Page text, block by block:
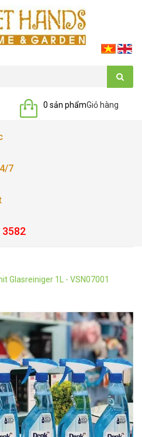
Giỏ hàng
0 sản phẩm
7
3582
Glasreiniger 1L - VSN07001